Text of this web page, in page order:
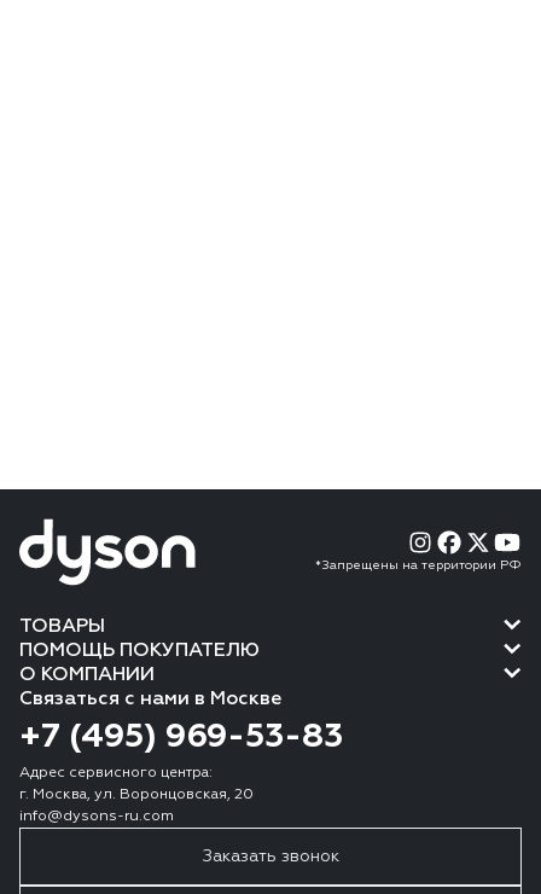
*Запрещены на территории РФ
ТОВАРЫ
ПОМОЩЬ ПОКУПАТЕЛЮ
О КОМПАНИИ
Связаться с нами в Москве
+7 (495) 969-53-83
Адрес сервисного центра:
г. Москва, ул. Воронцовская, 20
info@dysons-ru.com
Заказать звонок